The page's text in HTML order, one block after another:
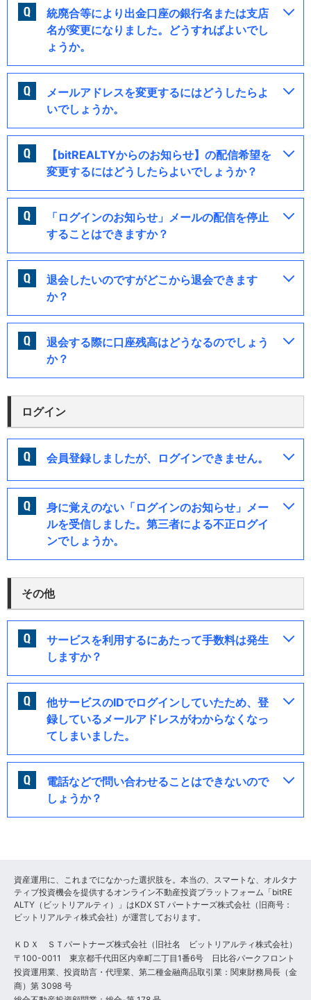
統廃合等により出金口座の銀行名または支店
名が変更になりました。どうすればよいでし
ょうか。
メールアドレスを変更するにはどうしたらよ
いでしょうか。
【bitREALTYからのお知らせ】の配信希望を
変更するにはどうしたらよいでしょうか？
「ログインのお知らせ」メールの配信を停止
することはできますか？
退会したいのですがどこから退会できます
か？
退会する際に口座残高はどうなるのでしょう
か？
ログイン
会員登録しましたが、ログインできません。
身に覚えのない「ログインのお知らせ」メー
ルを受信しました。第三者による不正ログイ
ンでしょうか。
その他
サービスを利用するにあたって手数料は発生
しますか？
他サービスのIDでログインしていたため、登
録しているメールアドレスがわからなくなっ
てしまいました。
電話などで問い合わせることはできないので
しょうか？
資産運用に、これまでになかった選択肢を。本当の、スマートな、オルタナ
ティブ投資機会を提供するオンライン不動産投資プラットフォーム「bitRE
ALTY（ビットリアルティ）」はKDX ST パートナーズ株式会社（旧商号：
ビットリアルティ株式会社）が運営しております。
ＫＤＸ ＳＴパートナーズ株式会社（旧社名 ビットリアルティ株式会社）
〒100-0011 東京都千代田区内幸町二丁目1番6号 日比谷パークフロント
投資運用業、投資助言・代理業、第二種金融商品取引業：関東財務局長（金
商）第 3098 号